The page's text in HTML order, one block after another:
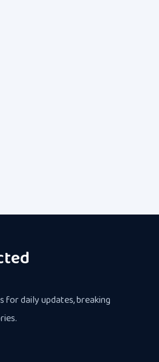
for daily updates, breaking